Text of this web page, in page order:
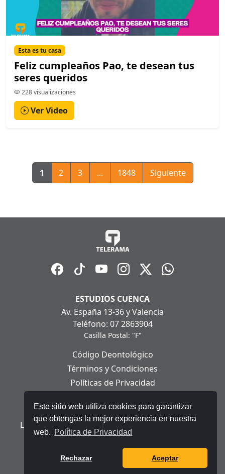
Este sitio web utiliza cookies para garantizar
que obtengas la mejor experiencia en nuestra
web. Política de Privacidad
Rechazar Aceptar
Esta es tu casa
Feliz cumpleaños Pao, te desean tus
seres queridos
228 visualizaciones
Ver Video
1 2 3 ... 1848 Siguiente
ESTUDIOS CUENCA
Av. España 13-36 y Valencia
Teléfono: 07 2863904
Casilla Postal: "F"
Código Deontológico
Términos y Condiciones
Políticas de Privacidad
Aviso Legal
Ley Orgánica de Protección de Datos Personales
© 2025 Telerama - Todos los derechos reservados.